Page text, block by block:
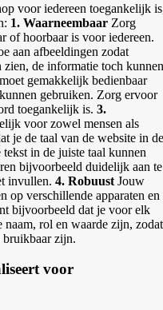
voor iedereen toegankelijk
1. Waarneembaar Zorg
of hoorbaar is voor iedereen.
aan afbeeldingen zodat
zien, de informatie toch kunnen
gemakkelijk bedienbaar
gebruiken. Zorg ervoor
toegankelijk is. 3.
voor zowel mensen als
je de taal van de website in de
tekst in de juiste taal kunnen
bijvoorbeeld duidelijk aan te
invullen. 4. Robuust Jouw
op verschillende apparaten en
bijvoorbeeld dat je voor elk
naam, rol en waarde zijn, zodat
bruikbaar zijn.
voor